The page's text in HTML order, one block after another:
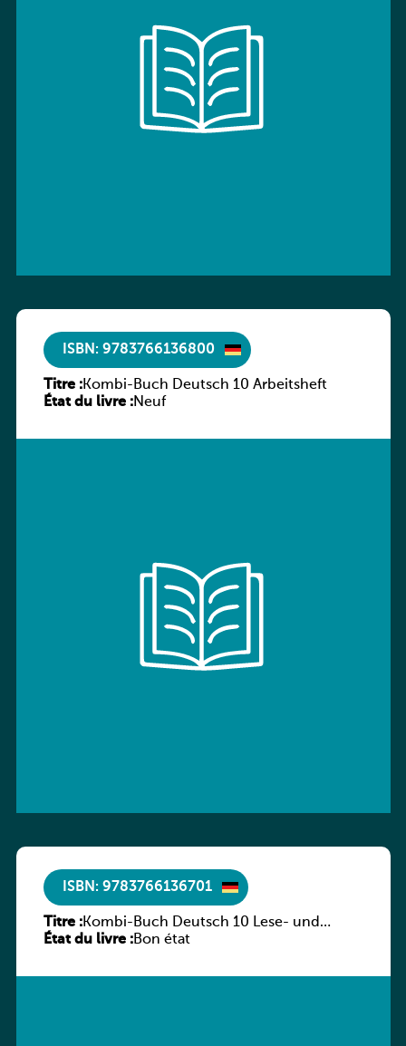
ISBN: 9783766136800
Titre :Kombi-Buch Deutsch 10 Arbeitsheft
État du livre :Neuf
ISBN: 9783766136701
Titre :Kombi-Buch Deutsch 10 Lese- und
Sprachbuch
État du livre :Bon état